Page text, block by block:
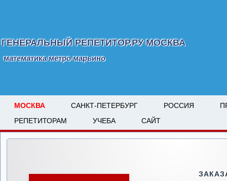
ГЕНЕРАЛЬНЫЙ РЕПЕТИТОР.РУ МОСКВА
математика метро марьино
МОСКВА САНКТ-ПЕТЕРБУРГ РОССИЯ
РЕПЕТИТОРАМ
УЧЕБА САЙТ